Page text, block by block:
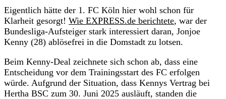
Eigentlich hätte der 1. FC Köln hier wohl schon für
Klarheit gesorgt! Wie EXPRESS.de berichtete, war der
Bundesliga-Aufsteiger stark interessiert daran, Jonjoe
Kenny (28) ablösefrei in die Domstadt zu lotsen.
Beim Kenny-Deal zeichnete sich schon ab, dass eine
Entscheidung vor dem Trainingsstart des FC erfolgen
würde. Aufgrund der Situation, dass Kennys Vertrag bei
Hertha BSC zum 30. Juni 2025 ausläuft, standen die